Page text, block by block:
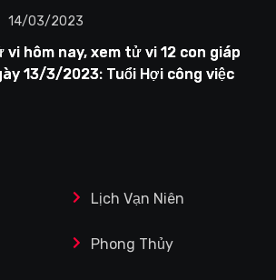
14/03/2023
vi hôm nay, xem tử vi 12 con giáp
13/3/2023: Tuổi Hợi công việc
Lịch Vạn Niên
Phong Thủy